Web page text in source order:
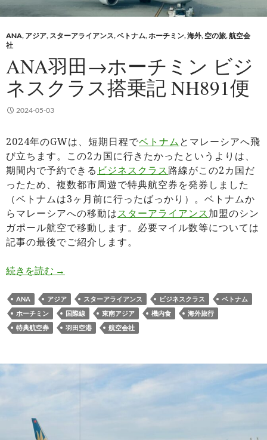
ANA, アジア, スターアライアンス,ベトナム,ホーチミン,海外, 空の旅,航空会
社
ANA羽田→ホーチミン ビジ
ネスクラス搭乗記 NH891便
2024-05-03
2024年のGWは、短期日程でベトナムとマレーシアへ飛
び立ちます。この2カ国に行きたかったというよりは、
期間内で予約できる ビジネスクラス路線がこの2カ国だ
ったため、複数都市周遊で特典航空券を発券しました
（ベトナムは3ヶ月前に行ったばっかり）。ベトナムか
らマレーシアへの移動はスターアライアンス加盟のシン
ガポール航空で移動します。必要マイル数等については
記事の最後でご紹介します。
続きを読む ANA羽田→ホーチミン ビジネスクラス搭乗記
→
ANA アジア スターアライアンス ビジネスクラス
ベトナム
ホーチミン
国際線 東南アジア 機内食
海外旅行
特典航空券
羽田空港 航空会社